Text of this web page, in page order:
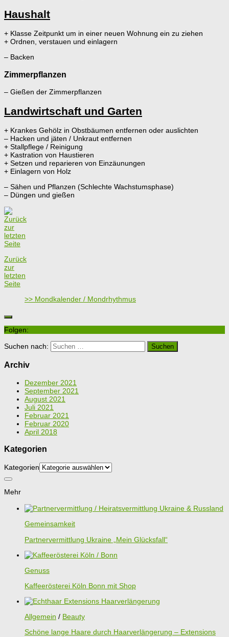
Haushalt
+ Klasse Zeitpunkt um in einer neuen Wohnung ein zu ziehen
+ Ordnen, verstauen und einlagern
– Backen
Zimmerpflanzen
– Gießen der Zimmerpflanzen
Landwirtschaft und Garten
+ Krankes Gehölz in Obstbäumen entfernen oder auslichten
– Hacken und jäten / Unkraut entfernen
+ Stallpflege / Reinigung
+ Kastration von Haustieren
+ Setzen und reparieren von Einzäunungen
+ Einlagern von Holz
– Sähen und Pflanzen (Schlechte Wachstumsphase)
– Düngen und gießen
Zurück
zur
letzten
Seite
>> Mondkalender / Mondrhythmus
Folgen:
Suchen nach:
Archiv
Dezember 2021
September 2021
August 2021
Juli 2021
Februar 2021
Februar 2020
April 2018
Kategorien
Kategorien
Mehr
Gemeinsamkeit
Partnervermittlung Ukraine „Mein Glücksfall“
Genuss
Kaffeerösterei Köln Bonn mit Shop
Allgemein / Beauty
Schöne lange Haare durch Haarverlängerung – Extensions